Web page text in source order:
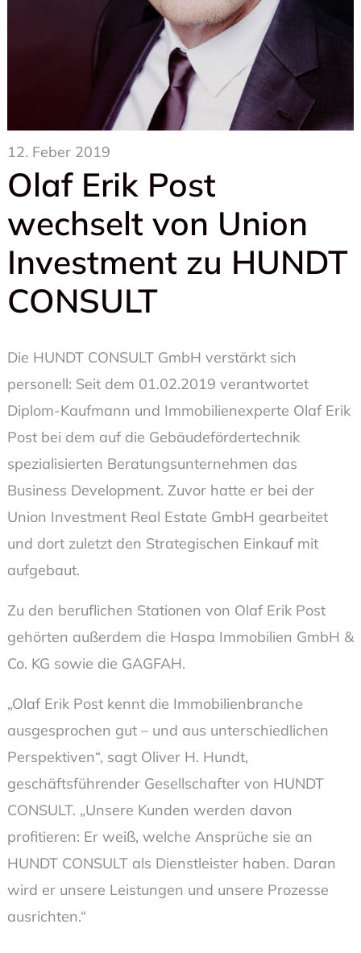
12. Feber 2019
Olaf Erik Post
wechselt von Union
Investment zu HUNDT
CONSULT
Die HUNDT CONSULT GmbH verstärkt sich
personell: Seit dem 01.02.2019 verantwortet
Diplom-Kaufmann und Immobilienexperte Olaf Erik
Post bei dem auf die Gebäudefördertechnik
spezialisierten Beratungsunternehmen das
Business Development. Zuvor hatte er bei der
Union Investment Real Estate GmbH gearbeitet
und dort zuletzt den Strategischen Einkauf mit
aufgebaut.
Zu den beruflichen Stationen von Olaf Erik Post
gehörten außerdem die Haspa Immobilien GmbH &
Co. KG sowie die GAGFAH.
„Olaf Erik Post kennt die Immobilienbranche
ausgesprochen gut – und aus unterschiedlichen
Perspektiven“, sagt Oliver H. Hundt,
geschäftsführender Gesellschafter von HUNDT
CONSULT. „Unsere Kunden werden davon
profitieren: Er weiß, welche Ansprüche sie an
HUNDT CONSULT als Dienstleister haben. Daran
wird er unsere Leistungen und unsere Prozesse
ausrichten.“